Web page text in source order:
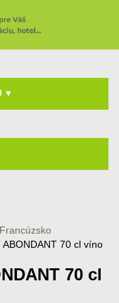
▼
ABONDANT 70 cl víno
70 cl